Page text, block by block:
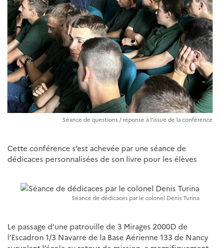
Séance de questions / réponse à l'issue de la conférence
Cette conférence s’est achevée par une séance de
dédicaces personnalisées de son livre pour les élèves
Séance de dédicaces par le colonel Denis Turina
Le passage d’une patrouille de 3 Mirages 2000D de
l’Escadron 1/3 Navarre de la Base Aérienne 133 de Nancy